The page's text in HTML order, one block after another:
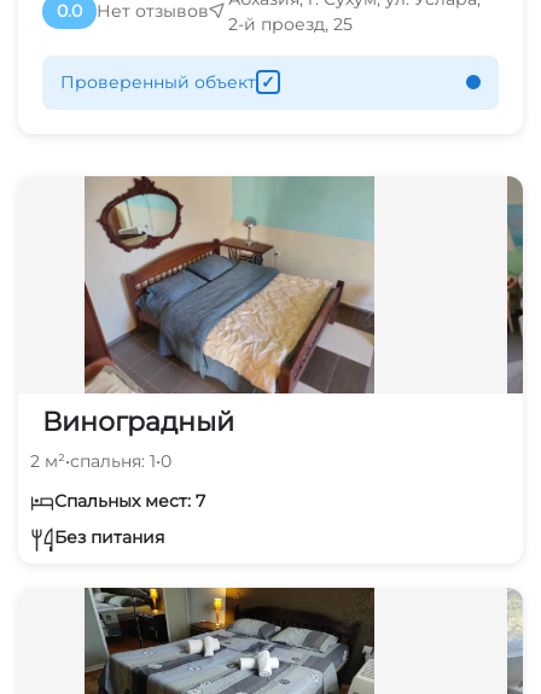
0.0 Нет отзывов
2-й проезд, 25
Проверенный объект ✓
Виноградный
2 м²•спальня: 1•0
Спальных мест: 7
Без питания